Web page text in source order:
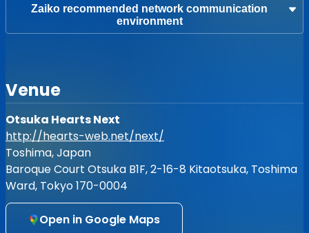
・ライブ中の撮影、録音、録画は禁止致します。
・会場内でのお客さま同士でのトラブル、怪我、機器の破
損、盗難などがあった際も、主催者ならびに会場は一切の責
イベントの一時中断、中止もしくはご退場頂く場合がござ
います。
その際もチケット代金の返金などには応じられませんので
予めご了承ください。
◆チケットの購入後は、出演アーティストの変更やキャンセ
ルが発生した場合でも、チケットの変更、キャンセル、返金
などの依頼には対応致しかねますのでご了承ください。
◆上記ライブ中の注意事項でございますが、イベント当日の
情勢により変更させて頂く場合もございます。
Zaiko recommended network communication
environment
Venue
Otsuka Hearts Next
http://hearts-web.net/next/
Toshima, Japan
Baroque Court Otsuka B1F, 2-16-8 Kitaotsuka, Toshima
Ward, Tokyo 170-0004
Open in Google Maps